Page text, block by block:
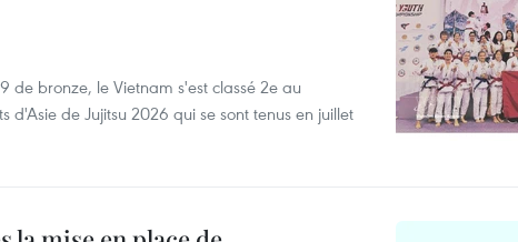
de bronze, le Vietnam s'est classé 2e au
de Jujitsu 2026 qui se sont tenus en juillet